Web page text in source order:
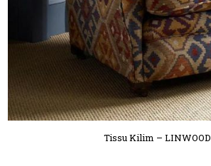
Tissu Kilim – LINWOOD